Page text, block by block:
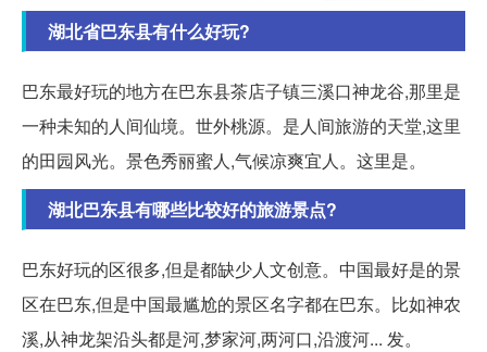
湖北省巴东县有什么好玩?
巴东最好玩的地方在巴东县茶店子镇三溪口神龙谷,那里是
一种未知的人间仙境。世外桃源。是人间旅游的天堂,这里
的田园风光。景色秀丽蜜人,气候凉爽宜人。这里是。
湖北巴东县有哪些比较好的旅游景点?
巴东好玩的区很多,但是都缺少人文创意。中国最好是的景
区在巴东,但是中国最尴尬的景区名字都在巴东。比如神农
溪,从神龙架沿头都是河,梦家河,两河口,沿渡河... 发。